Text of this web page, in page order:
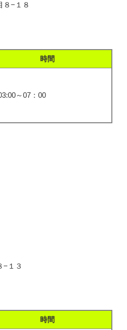
８−１８
時間
～07：00
−１３
時間